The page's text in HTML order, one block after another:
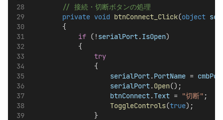
        // 接続・切断ボタンの処理
private void btnConnect_Click(object
        {
if (! serialPort.IsOpen)
            {
try
                {
serialPort.PortName =
serialPort.Open();
btnConnect.Text = "切断" ;
ToggleControls(true);
                }